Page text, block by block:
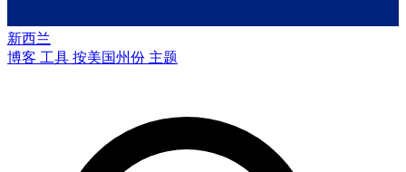
新西兰
博客 工具 按美国州份 主题